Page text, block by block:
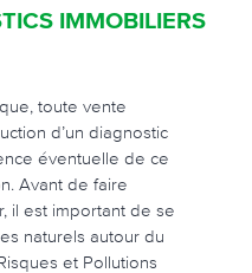
IMMOBILIERS
toute vente
d’un diagnostic
éventuelle de ce
Avant de faire
il est important de se
naturels autour du
et Pollutions